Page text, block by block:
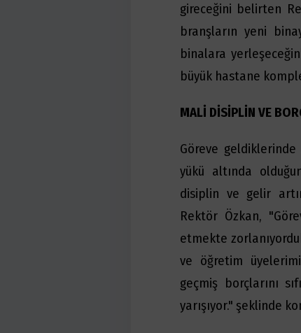
gireceğini belirten
branşların yeni
binalara
büyük hastane
MALİ DİSİPLİN VE
Göreve
yükü altında
disiplin ve gelir
Rektör Özkan,
etmekte
ve öğretim
geçmiş borçlarını
yarışıyor." şeklinde